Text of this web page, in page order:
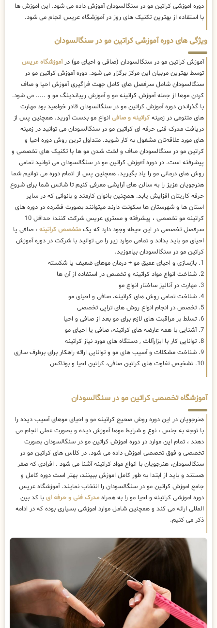
دوره اموزشی کراتین مو در سنگالسودان آموزش داده می شود. این اموزش ها
با استفاده از بهترین تکنیک های روز در آموزشگاه عریس انجام می شود.
ویژگی های دوره آموزشی کراتین مو در سنگالسودان
آموزش کراتین مو در سنگالسودان (صافی و احیای مو) درآموزشگاه عریس
توسط بهترین مربیان این مرکز برگزار می شود. دوره آموزش کراتین مو در
سنگالسودان شامل سرفصل های کامل جهت فراگیری آموزش احیا و صاف
کردن موها از جمله آموزش کراتینه مو و آموزش ریباندینگ مو و ..... می شود.
با گذراندن دوره آموزش کراتین مو در سنگالسودان قادر خواهید بود مهارت
های متنوعی در زمینه کراتینه و صافی انواع مو بدست آورید. همچنین پس از
دریافت مدرک فنی حرفه ای کراتین مو در سنگالسودان می توانید در زمینه
های مورد علاقه‌تان مشغول به کار شوید. متداول ترین روش دوره احیا و
کراتین مو در سنگالسودان صاف و لخت شدن مو ها با تکنیک های تخصصی و
پیشرفته است. در دوره آ»وزش کراتین مو در سنگالسودان می توانید تمامی
روش های درمانی مو را یاد بگیرید. همچنین پس از اتمام دوره می توانیم شما
هنرجویان عزیز را به سالن های آرایشی معرفی کنیم تا شانس شما برای شروع
حرفه کاریتان افزایش یابد. همچنین بانوان کارمند و بانوانی که در سایر
استان ها و شهرستان ها سکونت دارند میتوانند بصورت فشرده در دوره های
کراتینه مو تخصصی ، پیشرفته و مستری عریس شرکت کنند؛ حداقل 10
سرفصل تخصصی در این حیطه وجود دارد که یک متخصص کراتینه ، صافی یا
احیای مو باید بداند و تمامی موارد زیر را می توانید با شرکت در دوره آموزش
کراتین مو در سنگالسودان بیاموزید.
1. بازسازی و احیای عمیق مو + درمان موهای ضعیف یا شکسته
2. شناخت انواع مواد کراتینه و تخصص در استفاده از آن ها
3. مهارت در آنالیز ساختار انواع مو
4. شناخت تمامی روش های کراتینه، صافی و احیای مو
5. تخصص در انجام انواع روش های تراپی تخصصی
6. تسلط بر مراقبت های لازم برای مو بعد از صافی و احیا
7. آشنایی با همه عارضه های کراتینه، صافی یا احیای مو
8. توانایی کار با ابزارآلات , دستگاه های مورد نیاز کراتینه
9. شناخت مشکلات و آسیب های مو و توانایی ارائه راهکار برای برطرف سازی
10. تشخیص تفاوت های کراتین صافی، کراتین احیا و بوتاکس
آموزشگاه تخصصی کراتین مو در سنگالسودان
هنرجویان در این دوره روش صحیح کراتینه مو و احیای موهای آسیب دیده را
با توجه به جنس ، نوع و شرایط موها آموزش دیده و بصورت عملی انجام می
دهند ، تمام این موارد در دوره اموزش کراتین مو در سنگالسودان بصورت
تخصصی و فوق تخصصی اموزش داده می شود. در کلاس های کراتین مو در
سنگالسودان، هنرجویان با انواع مواد کراتینه آشنا می شود . افرادی که صفر
هستند و باید از ابتدا به طور کامل اموزش ببینند، بهتر است دوره کامل و
جامع اموزش کراتین مو در سنگالسودان را انتخاب نمایند. آموزشگاه عریس
دوره اموزشی کراتینه و احیا مو را به همراه مدرک فنی و حرفه ای با کد بین
المللی ارائه می کند و همچنین شامل موارد اموزشی بسیاری بوده که در ادامه
ذکر می کنیم.